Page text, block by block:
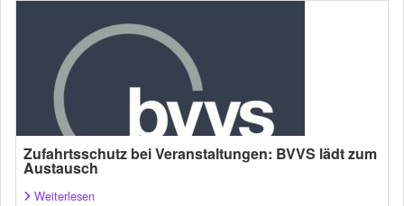
Zufahrtsschutz bei Veranstaltungen: BVVS lädt zum
Austausch
Weiterlesen